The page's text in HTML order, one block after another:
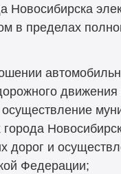
Новосибирска
в пределах
города
дорог и
Федерации;